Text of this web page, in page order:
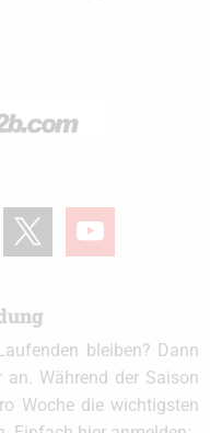
youtube
bleiben? Dann
Während der Saison
Woche die wichtigsten